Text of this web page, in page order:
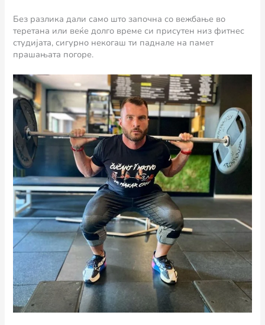
Без разлика дали само што започна со вежбање во
теретана или веќе долго време си присутен низ фитнес
студијата, сигурно некогаш ти паднале на памет
прашањата погоре.